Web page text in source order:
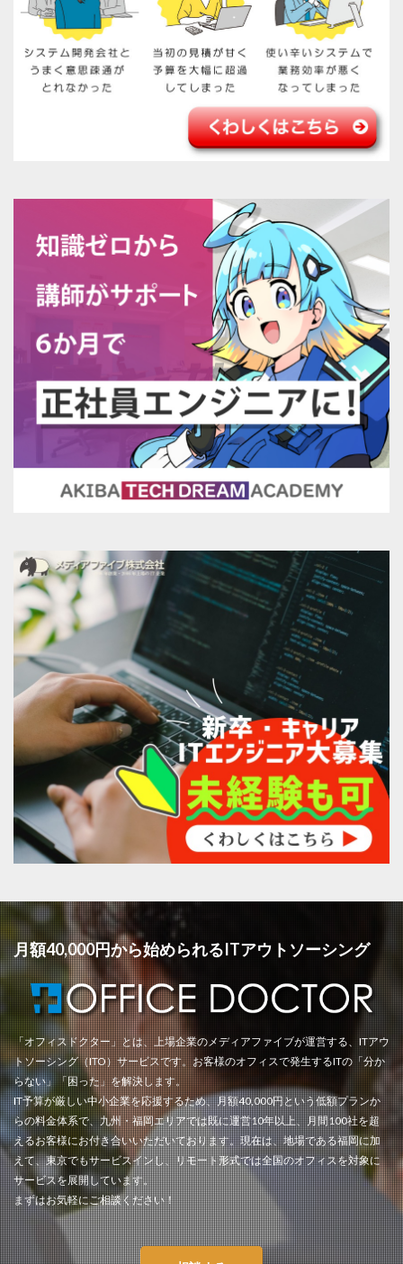
月額40,000円から始められるITアウトソーシング
「オフィスドクター」とは、上場企業のメディアファイブが運営する、ITアウ
トソーシング（ITO）サービスです。お客様のオフィスで発生するITの「分か
らない」「困った」を解決します。
IT予算が厳しい中小企業を応援するため、月額40,000円という低額プランか
らの料金体系で、九州・福岡エリアでは既に運営10年以上、月間100社を超
えるお客様にお付き合いいただいております。現在は、地場である福岡に加
えて、東京でもサービスインし、リモート形式では全国のオフィスを対象に
サービスを展開しています。
まずはお気軽にご相談ください！